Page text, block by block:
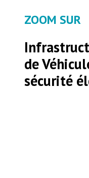
ZOOM SUR
de
sécurité